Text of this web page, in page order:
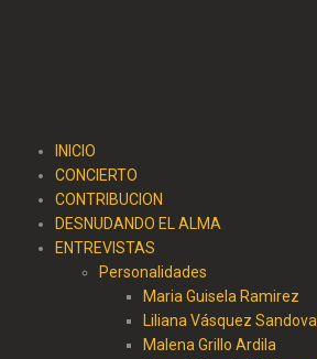
INICIO
CONCIERTO
CONTRIBUCION
DESNUDANDO EL ALMA
ENTREVISTAS
Personalidades
Maria Guisela Ramirez
Liliana Vásquez Sandoval
Malena Grillo Ardila